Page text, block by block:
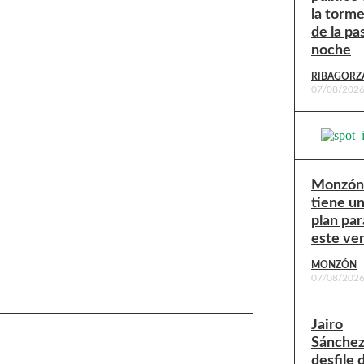
la
de la
noche
07/08/2026
Monzón
tiene un
plan
este
MONZÓN
07/08/2026
Jairo
desfile